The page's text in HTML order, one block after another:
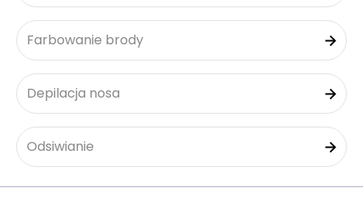
Farbowanie brody
Depilacja nosa
Odsiwianie